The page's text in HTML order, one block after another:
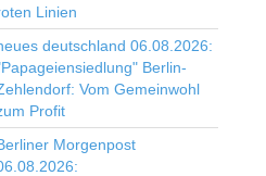
Linien
deutschland 06.08.2026:
Berlin-
Vom Gemeinwohl
Profit
Morgenpost